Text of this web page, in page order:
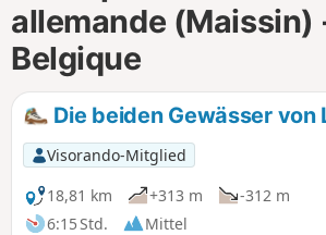
allemande (Maissin)
Belgique
Die beiden Gewässer von
Visorando-Mitglied
18,81 km
+313 m
-312 m
6:15 Std.
Mittel